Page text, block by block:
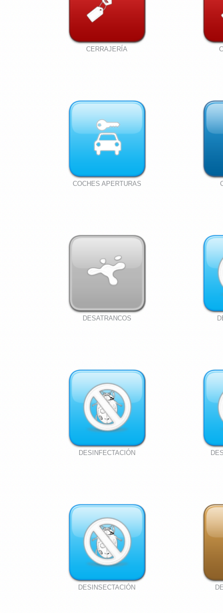
CERRAJERÍA
COCHES APERTURAS
DESATRANCOS
DESINFECTACIÓN
DESINSECTACIÓN